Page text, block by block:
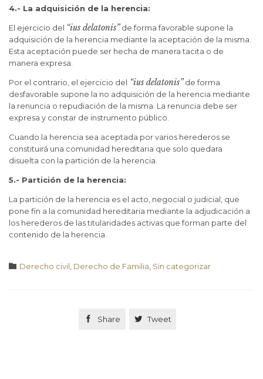
4.- La adquisición de la herencia:
El ejercicio del “ius delatonis”de forma favorable supone la
adquisición de la herencia mediante la aceptación de la misma.
Esta aceptación puede ser hecha de manera tacita o de
manera expresa.
Por el contrario, el ejercicio del “ius delatonis”de forma
desfavorable supone la no adquisición de la herencia mediante
la renuncia o repudiación de la misma. La renuncia debe ser
expresa y constar de instrumento público.
Cuando la herencia sea aceptada por varios herederos se
constituirá una comunidad hereditaria que solo quedara
disuelta con la partición de la herencia.
5.- Partición de la herencia:
La partición de la herencia es el acto, negocial o judicial, que
pone fin a la comunidad hereditaria mediante la adjudicación a
los herederos de las titularidades activas que forman parte del
contenido de la herencia.
 Category
Derecho civil Derecho de Familia Sin categorizar
 Share  Tweet